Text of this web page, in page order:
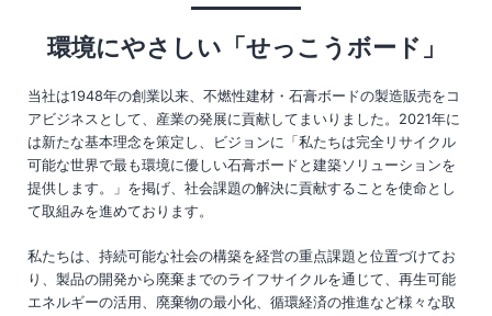
環境にやさしい「せっこうボード」
当社は1948年の創業以来、不燃性建材・石膏ボードの製造販売をコ
アビジネスとして、産業の発展に貢献してまいりました。2021年に
は新たな基本理念を策定し、ビジョンに「私たちは完全リサイクル
可能な世界で最も環境に優しい石膏ボードと建築ソリューションを
提供します。」を掲げ、社会課題の解決に貢献することを使命とし
て取組みを進めております。
私たちは、持続可能な社会の構築を経営の重点課題と位置づけてお
り、製品の開発から廃棄までのライフサイクルを通じて、再生可能
エネルギーの活用、廃棄物の最小化、循環経済の推進など様々な取